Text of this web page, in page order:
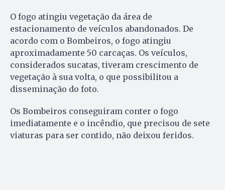
O fogo atingiu vegetação da área de
estacionamento de veículos abandonados. De
acordo com o Bombeiros, o fogo atingiu
aproximadamente 50 carcaças. Os veículos,
considerados sucatas, tiveram crescimento de
vegetação à sua volta, o que possibilitou a
disseminação do foto.
Os Bombeiros conseguiram conter o fogo
imediatamente e o incêndio, que precisou de sete
viaturas para ser contido, não deixou feridos.